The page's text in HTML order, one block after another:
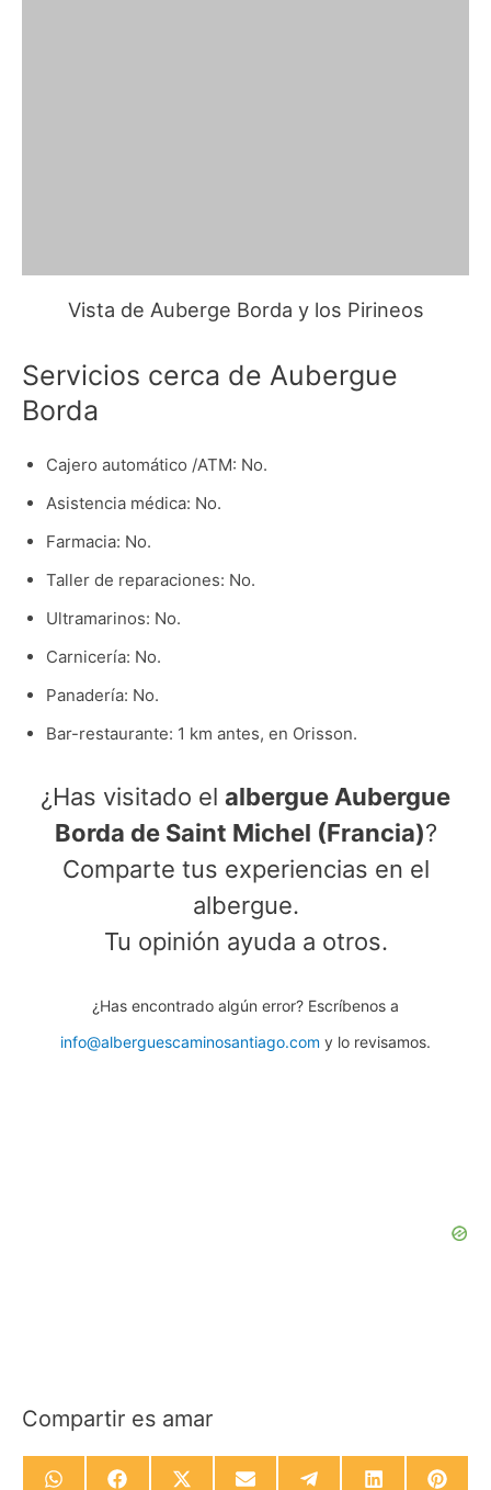
Vista de Auberge Borda y los Pirineos
Servicios cerca de Aubergue
Borda
Cajero automático /ATM: No.
Asistencia médica: No.
Farmacia: No.
Taller de reparaciones: No.
Ultramarinos: No.
Carnicería: No.
Panadería: No.
Bar-restaurante: 1 km antes, en Orisson.
¿Has visitado el albergue Aubergue
Borda de Saint Michel (Francia)?
Comparte tus experiencias en el
albergue.
Tu opinión ayuda a otros.
¿Has encontrado algún error? Escríbenos a
info@alberguescaminosantiago.com y lo revisamos.
Compartir es amar